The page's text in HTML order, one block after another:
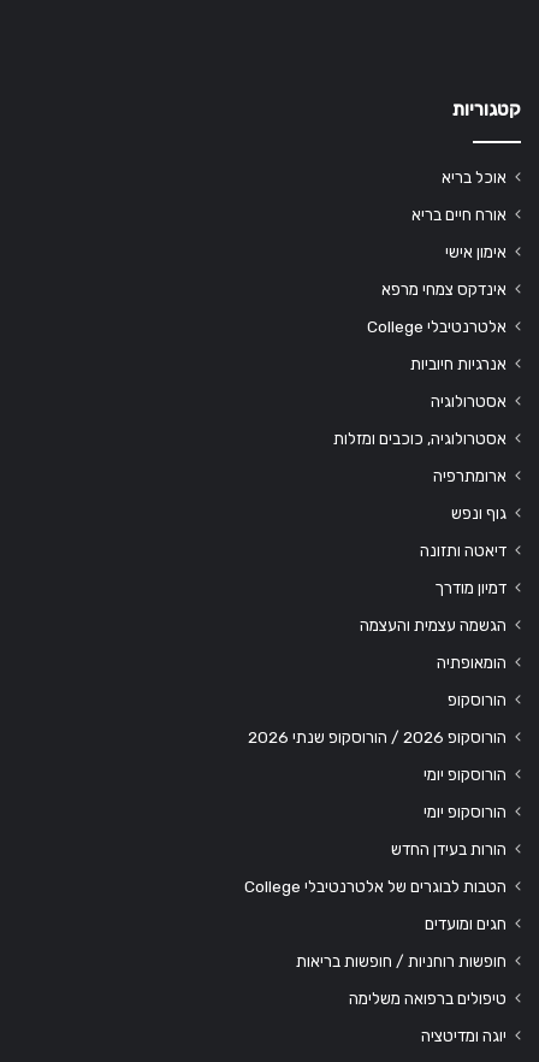
קטגוריות
אוכל בריא
אורח חיים בריא
אימון אישי
אינדקס צמחי מרפא
אלטרנטיבלי College
אנרגיות חיוביות
אסטרולוגיה
אסטרולוגיה, כוכבים ומזלות
ארומתרפיה
גוף ונפש
דיאטה ותזונה
דמיון מודרך
הגשמה עצמית והעצמה
הומאופתיה
הורוסקופ
הורוסקופ 2026 / הורוסקופ שנתי 2026
הורוסקופ יומי
הורוסקופ יומי
הורות בעידן החדש
הטבות לבוגרים של אלטרנטיבלי College
חגים ומועדים
חופשות רוחניות / חופשות בריאות
טיפולים ברפואה משלימה
יוגה ומדיטציה